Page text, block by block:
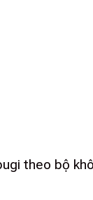
theo bộ